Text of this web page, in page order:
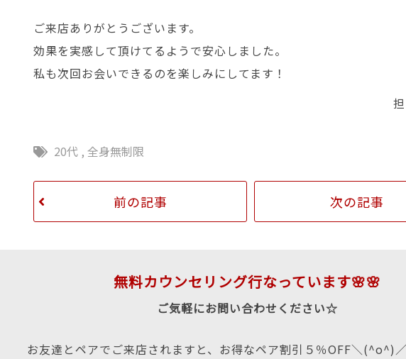
ご来店ありがとうございます。
効果を実感して頂けてるようで安心しました。
私も次回お会いできるのを楽しみにしてます！
20代 ,全身無制限
前の記事 次の記事
無料カウンセリング行なっています🌸🌸
ご気軽にお問い合わせください☆
お友達とペアでご来店されますと、お得なペア割引５％OFF＼(^o^)